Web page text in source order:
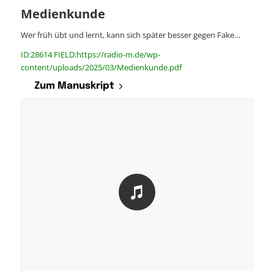
Medienkunde
Wer früh übt und lernt, kann sich später besser gegen Fake…
ID:28614 FIELD:https://radio-m.de/wp-
content/uploads/2025/03/Medienkunde.pdf
Zum Manuskript